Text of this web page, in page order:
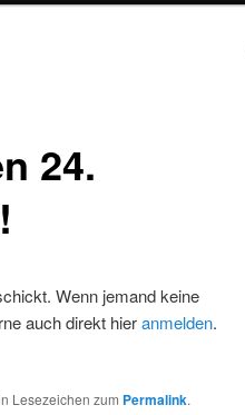
24.
Wenn jemand keine
auch direkt hieranmelden.
Lesezeichen zum Permalink.